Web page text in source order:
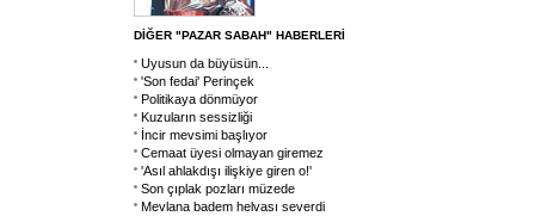
DİĞER "PAZAR SABAH" HABERLERİ
Uyusun da büyüsün...
'Son fedai' Perinçek
Politikaya dönmüyor
Kuzuların sessizliği
İncir mevsimi başlıyor
Cemaat üyesi olmayan giremez
'Asıl ahlakdışı ilişkiye giren o!'
Son çıplak pozları müzede
Mevlana badem helvası severdi